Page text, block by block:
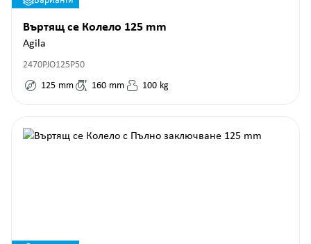
Въртящ се Колело 125 mm
Agila
2470PJO125P50
125 mm 160 mm 100 kg